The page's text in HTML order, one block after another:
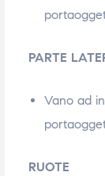
PARTE
Vano ad
RUOTE